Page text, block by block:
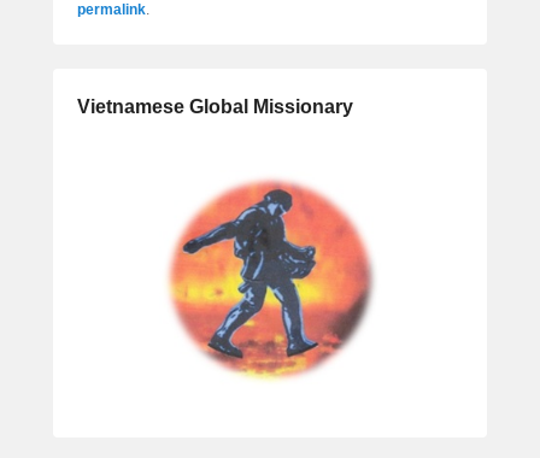
permalink.
Vietnamese Global Missionary